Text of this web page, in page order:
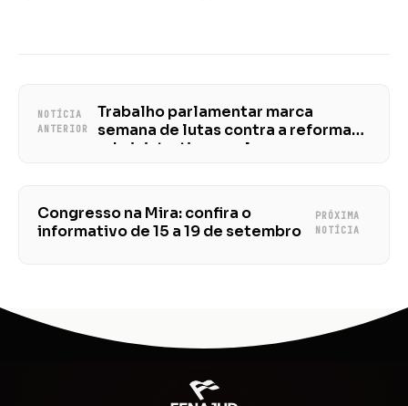
NOTÍCIA
ANTERIOR
Trabalho parlamentar marca
semana de lutas contra a reforma
administrativa e pelo
Congresso na Mira: confira o
informativo de 15 a 19 de setembro
PRÓXIMA
NOTÍCIA